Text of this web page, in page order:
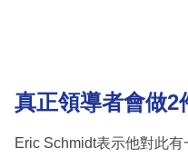
真正領導者會做2
Eric Schmidt表示他對此